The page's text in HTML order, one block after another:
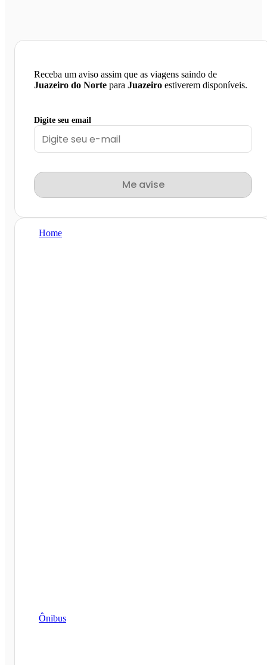
Receba um aviso assim que as viagens saindo de
Juazeiro do Norte para Juazeiro estiverem disponíveis.
Digite seu email
Me avise
Home
Ônibus